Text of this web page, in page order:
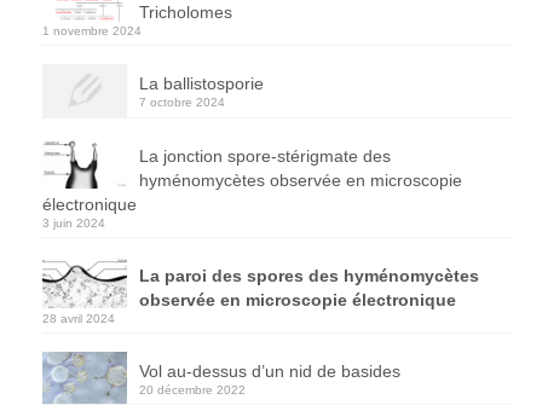
Tricholomes
1 novembre 2024
La ballistosporie
7 octobre 2024
La jonction spore-stérigmate des
hyménomycètes observée en microscopie
électronique
3 juin 2024
La paroi des spores des hyménomycètes
observée en microscopie électronique
28 avril 2024
Vol au-dessus d’un nid de basides
20 décembre 2022